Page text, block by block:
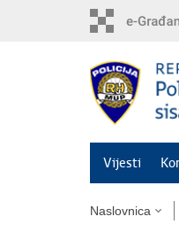
Vijesti
Naslovnica